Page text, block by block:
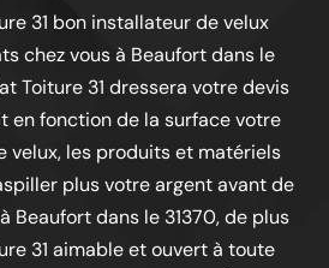
31 bon installateur de velux
chez vous à Beaufort dans le
Toiture 31 dressera votre devis
en fonction de la surface votre
velux, les produits et matériels
plus votre argent avant de
Beaufort dans le 31370, de plus
31 aimable et ouvert à toute